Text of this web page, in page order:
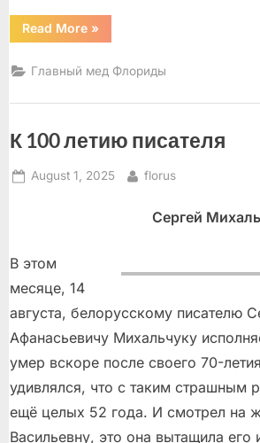
Read More“Сладкое
флоридское
»
Главный мед Флориды
К 100 летию писателя
Posted
August 1, 2025 By
florus
Сергей
В этом
месяце, 14
августа, белорусскому писателю
Афанасьевичу Михальчуку
умер вскоре после своего 70-
удивлялся, что с таким страшным
ещё целых 52 года. И смотрел на
Васильевну, это она вытащила его